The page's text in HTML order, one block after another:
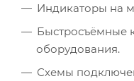
Индикаторы на
Быстросъёмные
оборудования.
Схемы